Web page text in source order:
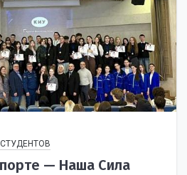
— Наша Сила